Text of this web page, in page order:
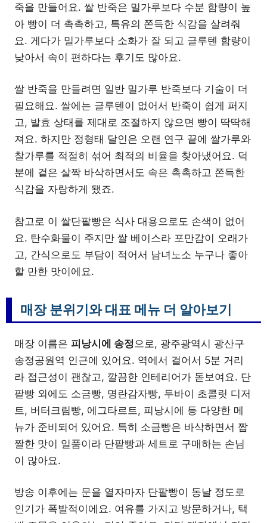
죽을 만들어요. 쌀 반죽은 밀가루보다 수분 함량이 높
아 빵이 더 촉촉하고, 특유의 쫀득한 식감을 살려줘
요. 게다가 밀가루보다 소화가 잘 되고 글루텐 함량이
낮아서 속이 편하다는 후기도 많아요.
쌀 반죽을 만들려면 일반 밀가루 반죽보다 기술이 더
필요해요. 쌀에는 글루텐이 없어서 반죽이 쉽게 퍼지
고, 발효 상태를 제대로 조절하지 않으면 빵이 딱딱해
져요. 하지만 정형태 달인은 오랜 연구 끝에 쌀가루와
찰가루를 적절히 섞어 최적의 비율을 찾아냈어요. 덕
분에 겉은 살짝 바삭하면서도 속은 촉촉하고 쫀득한
식감을 자랑하게 됐죠.
참고로 이 쌀단팥빵은 식사 대용으로도 손색이 없어
요. 탄수화물이 주지만 쌀 베이스라 포만감이 오래가
고, 간식으로도 부담이 적어서 남녀노소 누구나 좋아
할 만한 맛이에요.
매장 분위기와 대표 메뉴 더 알아보기
매장 이름은 피낭시에 송정 으로, 광주광역시 광산구
송정공원역 인근에 있어요. 역에서 걸어서 5분 거리
라 접근성이 괜찮고, 깔끔한 인테리어가 돋보여요. 단
팥빵 외에도 소금빵, 명란감자빵, 두바이 초콜릿 디저
트, 버터크림빵, 에그타르트, 피낭시에 등 다양한 메
뉴가 준비되어 있어요. 특히 소금빵은 바삭하면서 짭
짤한 맛이 일품이라 단팥빵과 세트로 구매하는 손님
이 많아요.
방송 이후에는 문을 열자마자 단팥빵이 동날 정도로
인기가 폭발적이에요. 여유를 가지고 방문하거나, 택